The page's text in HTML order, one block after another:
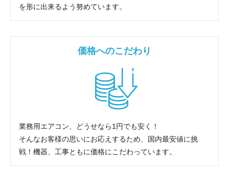
を形に出来るよう努めています。
価格へのこだわり
業務用エアコン、どうせなら1円でも安く！
そんなお客様の思いにお応えするため、国内最安値に挑
戦！機器、工事ともに価格にこだわっています。